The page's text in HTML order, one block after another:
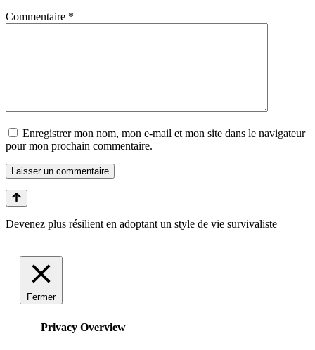
Commentaire *
Enregistrer mon nom, mon e-mail et mon site dans le navigateur
pour mon prochain commentaire.
Devenez plus résilient en adoptant un style de vie survivaliste
Fermer
Privacy Overview